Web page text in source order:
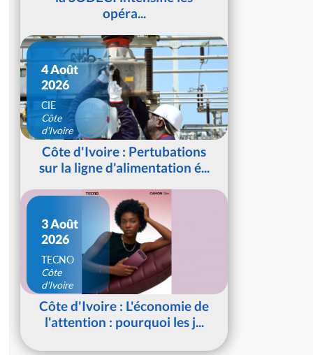
opéra...
4 Août
2026
CIE
Côte
d'Ivoire
Côte d'Ivoire : Pertubations
sur la ligne d'alimentation é...
3 Août
2026
TECNO
Côte
d'Ivoire
Côte d'Ivoire : L'économie de
l'attention : pourquoi les j...